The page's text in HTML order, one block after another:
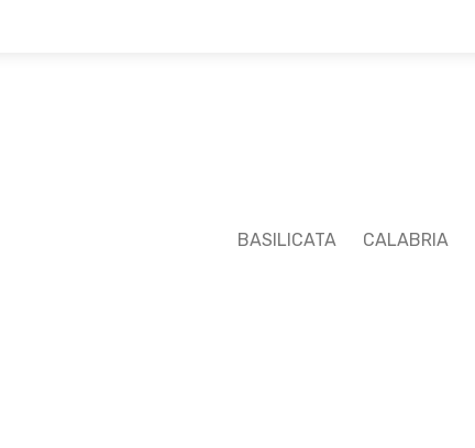
BASILICATA CALABRIA